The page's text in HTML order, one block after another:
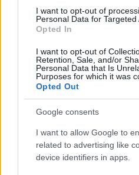
I want to opt-out of
Personal Data for Targeted
Opted In
I want to opt-out of
Retention, Sale, and/or
Personal Data that Is
Purposes for which it was
Opted Out
Google consents
I want to allow Google to
related to advertising like
device identifiers in apps.